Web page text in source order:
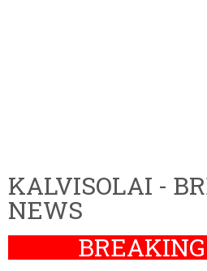
KALVISOLAI -
NEWS